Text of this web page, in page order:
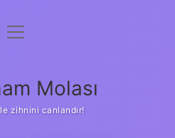
Uyarı
menüyü
Molası
zihnini canlandır!